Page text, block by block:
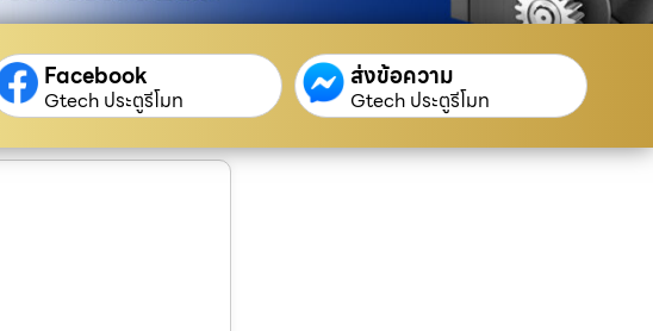
Facebook
Gtech ประตูรีโมท
ส่งข้อความ
Gtech ประตูรีโมท